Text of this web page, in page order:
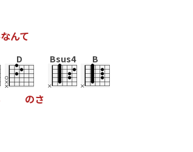
なんて
D
のさ
Bsus4 B